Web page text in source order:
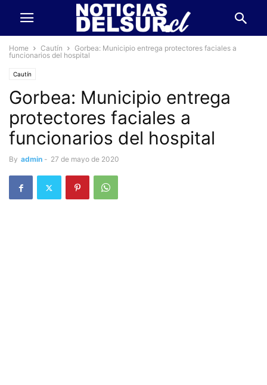
Home Cautín
Gorbea: Municipio entrega protectores faciales a
funcionarios del hospital
Cautín
Gorbea: Municipio entrega
protectores faciales a
funcionarios del hospital
By admin - 27 de mayo de 2020